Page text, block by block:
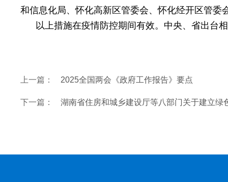
和信息化局、怀化高新区管委会、怀化经开区管委
以上措施在疫情防控期间有效。中央、省出台
上一篇： 2025全国两会《政府工作报告》要点
下一篇： 湖南省住房和城乡建设厅等八部门关于建立